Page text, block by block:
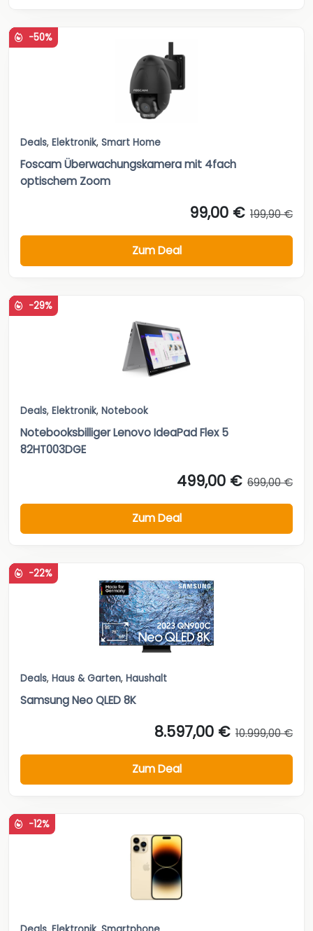
-50%
Deals, Elektronik, Smart Home
Foscam Überwachungskamera mit 4fach
optischem Zoom
99,00 € 199,90 €
Zum Deal
-29%
Deals, Elektronik, Notebook
Notebooksbilliger Lenovo IdeaPad Flex 5
82HT003DGE
499,00 € 699,00 €
Zum Deal
-22%
Deals, Haus & Garten, Haushalt
Samsung Neo QLED 8K
8.597,00 € 10.999,00 €
Zum Deal
-12%